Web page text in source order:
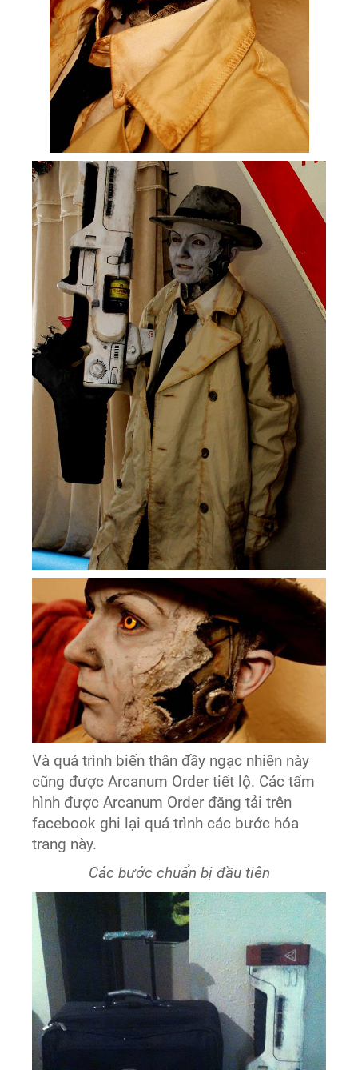
Và quá trình biến thân đầy ngạc nhiên này
cũng được Arcanum Order tiết lộ. Các tấm
hình được Arcanum Order đăng tải trên
facebook ghi lại quá trình các bước hóa
trang này.
Các bước chuẩn bị đầu tiên